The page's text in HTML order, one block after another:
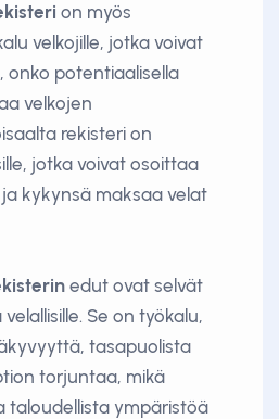
on myös
velkojille, jotka voivat
onko potentiaalisella
velkojen
rekisteri on
jotka voivat osoittaa
kykynsä maksaa velat
edut ovat selvät
Se on työkalu,
tasapuolista
torjuntaa, mikä
taloudellista ympäristöä